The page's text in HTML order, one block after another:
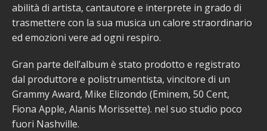
abilità di artista, cantautore e interprete in grado di
trasmettere con la sua musica un calore straordinario
ed emozioni vere ad ogni respiro.
Gran parte dell’album è stato prodotto e registrato
dal produttore e polistrumentista, vincitore di un
Grammy Award, Mike Elizondo (Eminem, 50 Cent,
Fiona Apple, Alanis Morissette). nel suo studio poco
fuori Nashville.